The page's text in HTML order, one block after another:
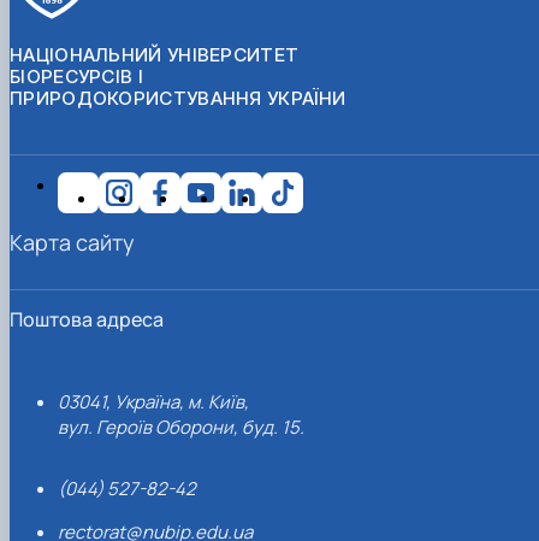
НАЦІОНАЛЬНИЙ УНІВЕРСИТЕТ
БІОРЕСУРСІВ І
ПРИРОДОКОРИСТУВАННЯ УКРАЇНИ
Поштова адреса
03041, Україна, м. Київ,
вул. Героїв Оборони, буд. 15.
(044) 527-82-42
rectorat@nubip.edu.ua
Карта сайту